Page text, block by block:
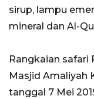
sirup, lampu
mineral dan Al-
Rangkaian safari
Masjid Amaliyah
tanggal 7 Mei